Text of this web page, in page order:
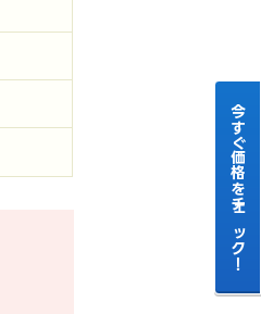
今すぐ価格をチェック！